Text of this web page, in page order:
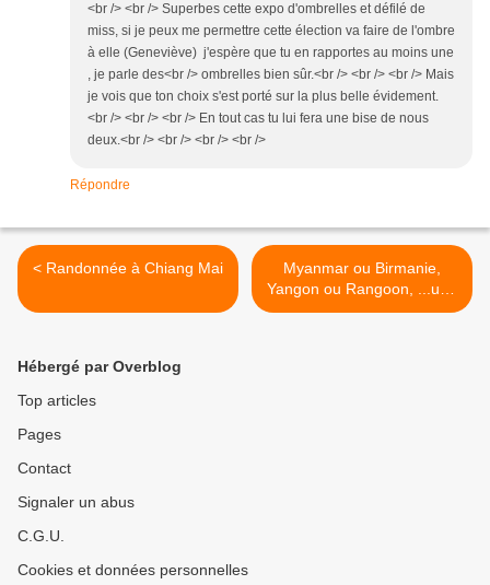
<br /> <br /> Superbes cette expo d'ombrelles et défilé de
miss, si je peux me permettre cette élection va faire de l'ombre
à elle (Geneviève) j'espère que tu en rapportes au moins une
, je parle des<br /> ombrelles bien sûr.<br /> <br /> <br /> Mais
je vois que ton choix s'est porté sur la plus belle évidement.
<br /> <br /> <br /> En tout cas tu lui fera une bise de nous
deux.<br /> <br /> <br /> <br />
Répondre
< Randonnée à Chiang Mai
Myanmar ou Birmanie,
Yangon ou Rangoon, ...une
destination digne d'intérêt >
Hébergé par Overblog
Top articles
Pages
Contact
Signaler un abus
C.G.U.
Cookies et données personnelles